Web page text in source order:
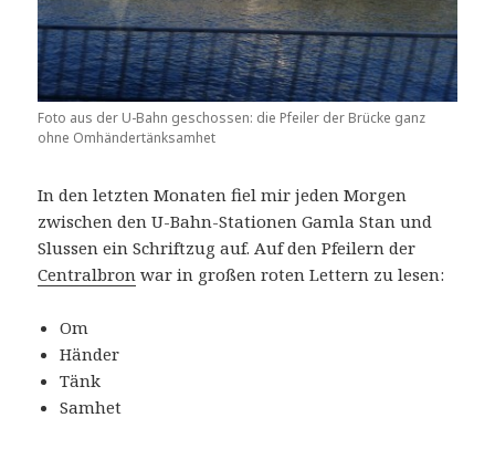
Foto aus der U-Bahn geschossen: die Pfeiler der Brücke ganz
ohne Omhändertänksamhet
In den letzten Monaten fiel mir jeden Morgen
zwischen den U-Bahn-Stationen Gamla Stan und
Slussen ein Schriftzug auf. Auf den Pfeilern der
Centralbron war in großen roten Lettern zu lesen:
Om
Händer
Tänk
Samhet